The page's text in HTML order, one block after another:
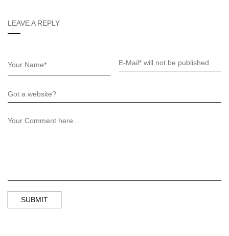
LEAVE A REPLY